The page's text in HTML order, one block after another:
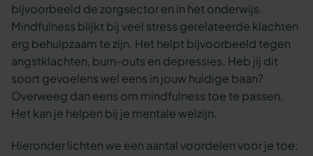
bijvoorbeeld de zorgsector en in het onderwijs.
Mindfulness blijkt bij veel stress gerelateerde klachten
erg behulpzaam te zijn. Het helpt bijvoorbeeld tegen
angstklachten, burn-outs en depressies. Heb jij dit
soort gevoelens wel eens in jouw huidige baan?
Overweeg dan eens om mindfulness toe te passen.
Het kan je helpen bij je mentale welzijn.
Hieronder lichten we een aantal voordelen voor je toe: